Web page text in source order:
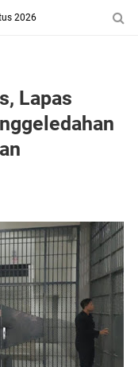
2026
Lapas